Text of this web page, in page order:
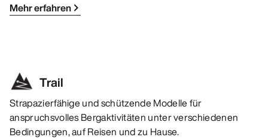
Mehr erfahren
Trail
Strapazierfähige und schützende Modelle für
anspruchsvolles Bergaktivitäten unter verschiedenen
Bedingungen, auf Reisen und zu Hause.